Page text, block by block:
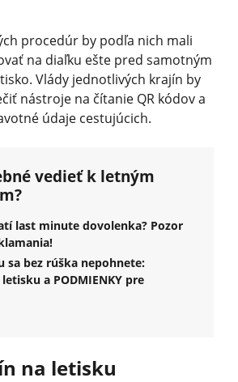
procedúr by podľa nich mali
na diaľku ešte pred samotným
Vlády jednotlivých krajín by
nástroje na čítanie QR kódov a
údaje cestujúcich.
vedieť k letným
last minute dovolenka? Pozor
sa bez rúška nepohnete:
a PODMIENKY pre
na letisku